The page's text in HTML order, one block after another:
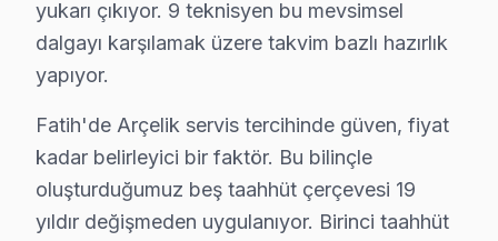
Hobyar, tarihi ve modern unsurların bir araya geldiği
Hoca Gıyasettin'de söz konusu model TV Servisi
Hoca Gıyasettin mahallesi, geleneksel yapısıyla
Hocapaşa'da bu cihaz TV Servisi
Hocapaşa, tarihi zenginlikleriyle dolu bir semttir ve
yukarı çıkıyor. 9 teknisyen bu mevsimsel
dalgayı karşılamak üzere takvim bazlı hazırlık
yapıyor.
Fatih'de Arçelik servis tercihinde güven, fiyat
kadar belirleyici bir faktör. Bu bilinçle
oluşturduğumuz beş taahhüt çerçevesi 19
yıldır değişmeden uygulanıyor. Birinci taahhüt